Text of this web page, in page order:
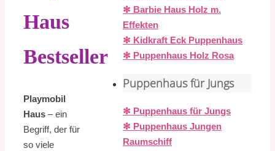
Haus
Bestseller
Playmobil
Haus – ein
Begriff, der für
so viele
✻ Barbie Haus Holz m.
Effekten
✻ Kidkraft Eck Puppenhaus
✻ Puppenhaus Holz Rosa
Puppenhaus für Jungs
✻ Puppenhaus für Jungs
✻ Puppenhaus Jungen
Raumschiff